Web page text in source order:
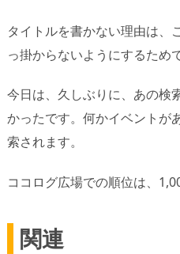
タイトルを書かない理由は、
っ掛からないようにするためで
今日は、久しぶりに、あの検
かったです。何かイベントが
索されます。
ココログ広場での順位は、
関連